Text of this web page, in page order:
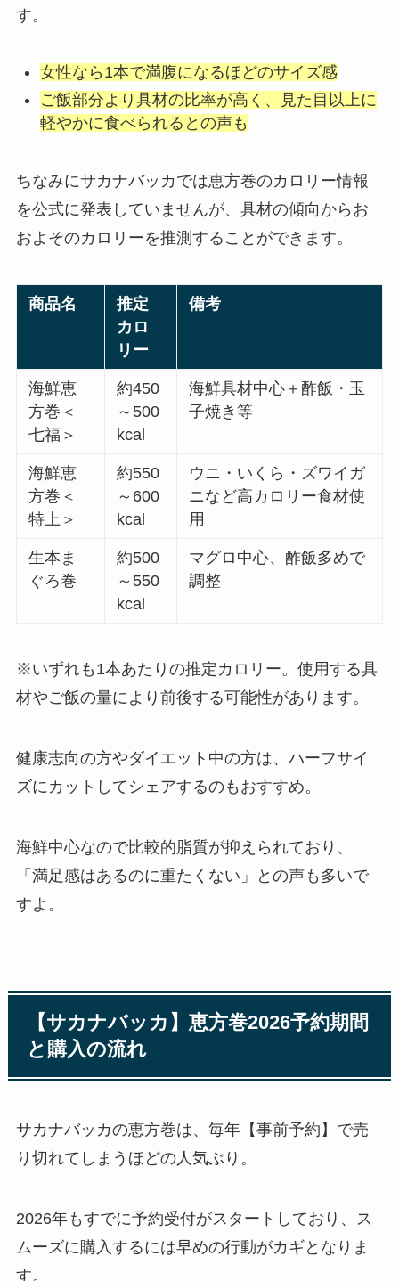
す。
女性なら1本で満腹になるほどのサイズ感
ご飯部分より具材の比率が高く、見た目以上に
軽やかに食べられるとの声も
ちなみにサカナバッカでは恵方巻のカロリー情報
を公式に発表していませんが、具材の傾向からお
およそのカロリーを推測することができます。
商品名
推定
カロ
リー
備考
海鮮恵
方巻＜
七福＞
約450
～500
kcal
海鮮具材中心＋酢飯・玉
子焼き等
海鮮恵
方巻＜
特上＞
約550
～600
kcal
ウニ・いくら・ズワイガ
ニなど高カロリー食材使
用
生本ま
ぐろ巻
約500
～550
kcal
マグロ中心、酢飯多めで
調整
※いずれも1本あたりの推定カロリー。使用する具
材やご飯の量により前後する可能性があります。
健康志向の方やダイエット中の方は、ハーフサイ
ズにカットしてシェアするのもおすすめ。
海鮮中心なので比較的脂質が抑えられており、
「満足感はあるのに重たくない」との声も多いで
すよ。
【サカナバッカ】恵方巻2026予約期間
と購入の流れ
サカナバッカの恵方巻は、毎年【事前予約】で売
り切れてしまうほどの人気ぶり。
2026年もすでに予約受付がスタートしており、ス
ムーズに購入するには早めの行動がカギとなりま
す。